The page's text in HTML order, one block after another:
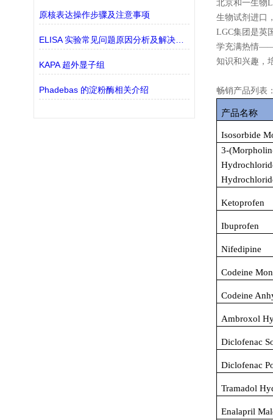
原核表达操作步骤及注意事项
ELISA 实验常见问题原因分析及解决办法
KAPA 超外显子组
Phadebas 的淀粉酶相关介绍
北京和一生物
生物试剂进口
LGC集团 是英
学充满热情——
知识和兴趣，
畅销产品列表
产品名称
Isosorbide
3-
Ketoprofen
Ibuprofen
Nifedipine
Codeine
Codeine
Ambroxol
Diclofenac
Diclofenac
Tramadol
Enalapril